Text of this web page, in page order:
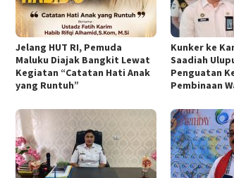
Jelang HUT RI, Pemuda
Maluku Diajak Bangkit Lewat
Kegiatan “Catatan Hati Anak
yang Runtuh”
Kunker ke
Saadiah
Penguatan
Pembinaan